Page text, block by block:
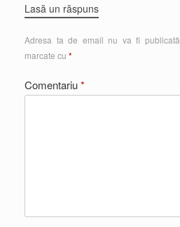
Lasă un răspuns
Adresa ta de email nu va fi publicată.
marcate cu *
Comentariu*